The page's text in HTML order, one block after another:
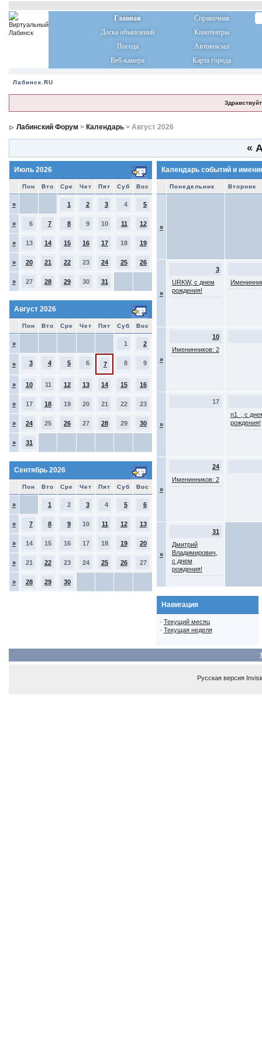
Главная
Справочная
Доска объявлений
Кинотеатры
Погода
Автовокзал
Веб-камера
Карта города
Лабинск.RU
Лабинский Форум > Календарь> Август 2026
«
Июль 2026
Пон Вто Сре Чет Пят Суб Вос
» 1 2 3 4 5
» 6 7 8 9 10 11 12
» 13 14 15 16 17 18 19
» 20 21 22 23 24 25 26
» 27 28 29 30 31
Август 2026
Пон Вто Сре Чет Пят Суб Вос
» 1 2
» 3 4 5 6 7 8 9
» 10 11 12 13 14 15 16
» 17 18 19 20 21 22 23
» 24 25 26 27 28 29 30
» 31
Сентябрь 2026
Пон Вто Сре Чет Пят Суб Вос
» 1 2 3 4 5 6
» 7 8 9 10 11 12 13
» 14 15 16 17 18 19 20
» 21 22 23 24 25 26 27
» 28 29 30
Календарь событий и
Понедельник Вторник
»
»
3
URKW, с днем
рождения!
»
10
Именинников: 2
»
17
n1_, с
рождения!
»
24
Именинников: 2
»
31
Дмитрий
Владимирович,
с днем
рождения!
Навигация
· Текущий месяц
· Текущая неделя
Русская версия